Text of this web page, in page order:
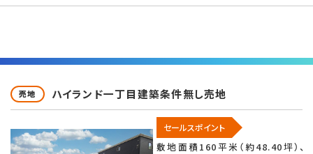
売地 ハイランド一丁目建築条件無し売地
セールスポイント
敷地面積160平米（約48.40坪）、